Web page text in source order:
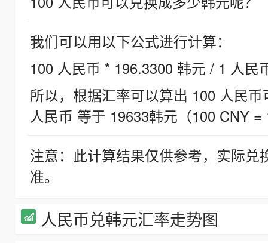
我们可以用以下公式进行计算：
100 人民币 * 196.3300 韩元 / 1 人民
所以，根据汇率可以算出 100 人民
人民币 等于 19633韩元（100 CNY =
注意：此计算结果仅供参考，实际
准。
人民币兑韩元汇率走势图